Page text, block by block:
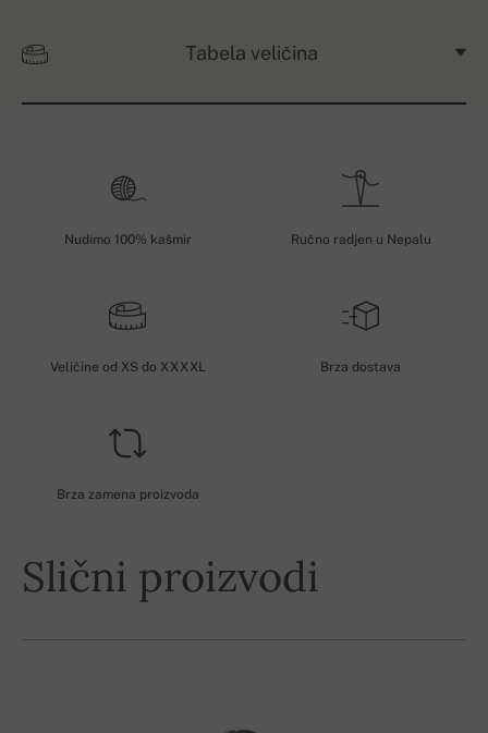
Tabela veličina
Nudimo 100% kašmir Ručno radjen u Nepalu
Veličine od XS do XXXXL Brza dostava
Brza zamena proizvoda
Slični proizvodi